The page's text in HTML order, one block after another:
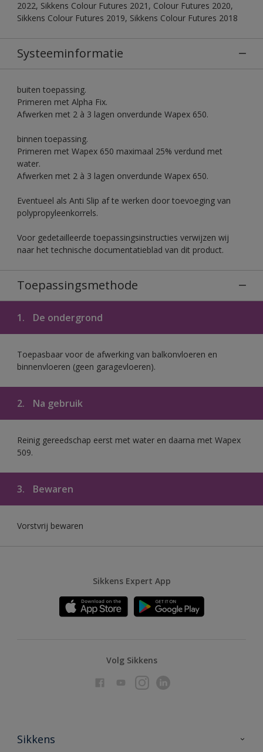
2022, Sikkens Colour Futures 2021, Colour Futures 2020,
Sikkens Colour Futures 2019, Sikkens Colour Futures 2018
Systeeminformatie
buiten toepassing.
Primeren met Alpha Fix.
Afwerken met 2 à 3 lagen onverdunde Wapex 650.
binnen toepassing.
Primeren met Wapex 650 maximaal 25% verdund met
water.
Afwerken met 2 à 3 lagen onverdunde Wapex 650.
Eventueel als Anti Slip af te werken door toevoeging van
polypropyleenkorrels.
Voor gedetailleerde toepassingsinstructies verwijzen wij
naar het technische documentatieblad van dit product.
Toepassingsmethode
1. De ondergrond
Toepasbaar voor de afwerking van balkonvloeren en
binnenvloeren (geen garagevloeren).
2. Na gebruik
Reinig gereedschap eerst met water en daarna met Wapex
509.
3. Bewaren
Vorstvrij bewaren
Sikkens Expert App
Volg Sikkens
Sikkens